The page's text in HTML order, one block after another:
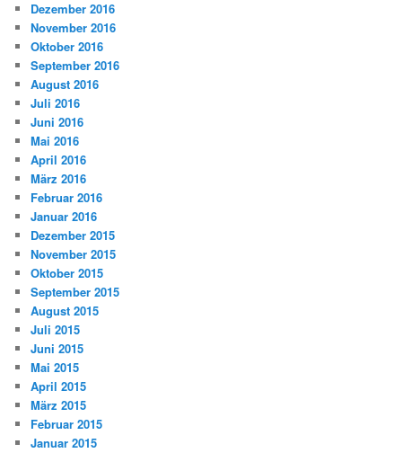
Dezember 2016
November 2016
Oktober 2016
September 2016
August 2016
Juli 2016
Juni 2016
Mai 2016
April 2016
März 2016
Februar 2016
Januar 2016
Dezember 2015
November 2015
Oktober 2015
September 2015
August 2015
Juli 2015
Juni 2015
Mai 2015
April 2015
März 2015
Februar 2015
Januar 2015